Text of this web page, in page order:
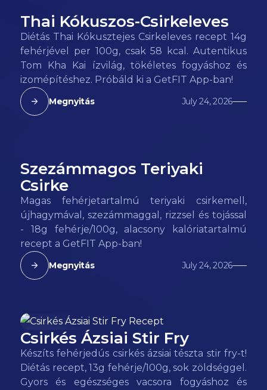
58kcal
Thai Kókuszos-Csirkeleves
Diétás Thai Kókusztejes Csirkeleves recept 14g
fehérjével per 100g, csak 58 kcal. Autentikus
Tom Kha Kai ízvilág, tökéletes fogyáshoz és
izomépítéshez. Próbáld ki a GetFIT App-ban!
Megnyitás July 24, 2026
138kcal
Szezámmagos Teriyaki
Csirke
Magas fehérjetartalmú teriyaki csirkemell,
újhagymával, szezámmaggal, rizzsel és tojással
- 18g fehérje/100g, alacsony kalóriatartalmú
recept a GetFIT App-ban!
Megnyitás July 24, 2026
132 kcal
Csirkés Ázsiai Stir Fry
Készíts fehérjedús csirkés ázsiai tészta stir fry-t!
Diétás recept, 13g fehérje/100g, sok zöldséggel.
Gyors és egészséges vacsora fogyáshoz és